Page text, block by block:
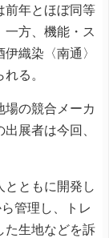
前年とほぼ同等
方、機能・ス
織染〈南通〉
る。
の競合メーカ
展者は今回、
ともに開発し
管理し、トレ
た生地などを訴